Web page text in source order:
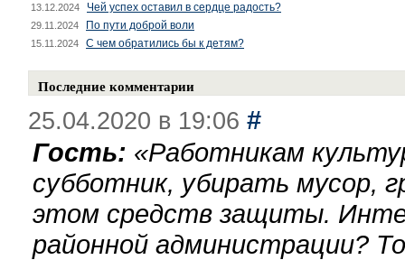
13.12.2024 Чей успех оставил в сердце радость?
29.11.2024 По пути доброй воли
15.11.2024 С чем обратились бы к детям?
Последние комментарии
25.04.2020 в 19:06 #
Гость: «Работникам
субботник, убирать мусор,
этом средств защиты.
районной администрации?